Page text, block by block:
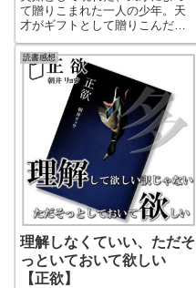
て贈りこまれた一人の少年。天
才がギフトとして贈りこんだそ
の少年の存在が、天才たちを覚
醒させて進化させていく。ピア
ノコンクールを舞台に、広げら
れる天才たちの葛藤と成長。文
字で表現されるその曲に読みな
がら引き込まれていく！恩田陸
さんの天才的な言葉の表現が光
る本屋大賞・直木賞ダブル受賞
作品！
読書感想
理解しなくていい、ただそ
っといておいて欲しい
【正欲】